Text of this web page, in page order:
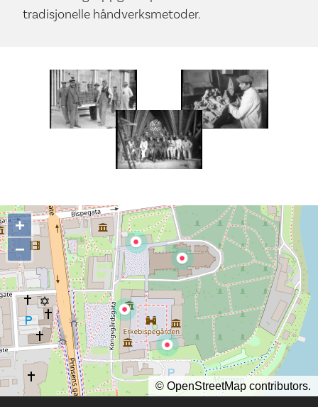
tradisjonelle håndverksmetoder.
+
−
© OpenStreetMap contributors.